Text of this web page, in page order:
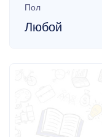
Пол
Любой